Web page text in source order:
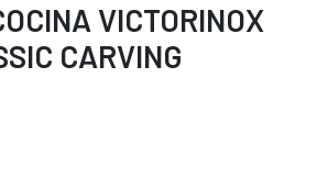
VICTORINOX
CARVING